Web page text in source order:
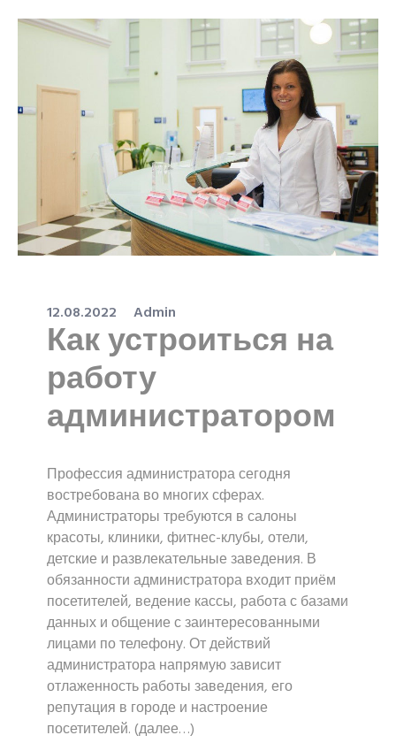
12.08.2022 Admin
Как устроиться на
работу
администратором
Профессия администратора сегодня
востребована во многих сферах.
Администраторы требуются в салоны
красоты, клиники, фитнес-клубы, отели,
детские и развлекательные заведения. В
обязанности администратора входит приём
посетителей, ведение кассы, работа с базами
данных и общение с заинтересованными
лицами по телефону. От действий
администратора напрямую зависит
отлаженность работы заведения, его
репутация в городе и настроение
посетителей. (далее…)